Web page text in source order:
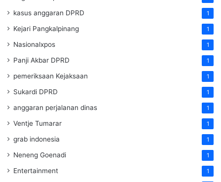
kasus anggaran DPRD 1
Kejari Pangkalpinang 1
Nasionalxpos 1
Panji Akbar DPRD 1
pemeriksaan Kejaksaan 1
Sukardi DPRD 1
anggaran perjalanan dinas 1
Ventje Tumarar 1
grab indonesia 1
Neneng Goenadi 1
Entertainment 1